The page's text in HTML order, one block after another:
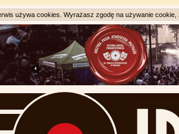
używa cookies. Wyrażasz zgodę na używanie